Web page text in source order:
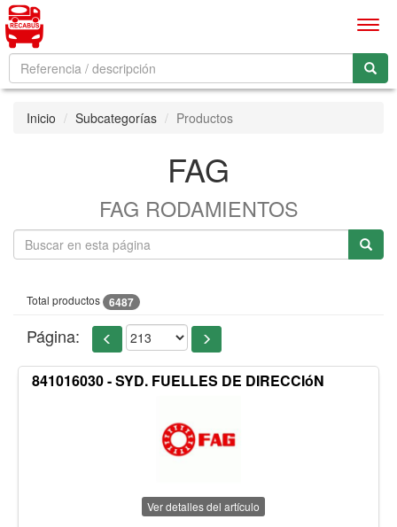
Inicio Subcategorías Productos
FAG
FAG RODAMIENTOS
Total productos 6487
Página:
841016030 - SYD. FUELLES DE DIRECCIóN
Ver detalles del artículo